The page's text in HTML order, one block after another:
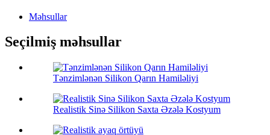
Məhsullar
Seçilmiş məhsullar
Tənzimlənən Silikon Qarın Hamiləliyi
Realistik Sinə Silikon Saxta Əzələ Kostyum